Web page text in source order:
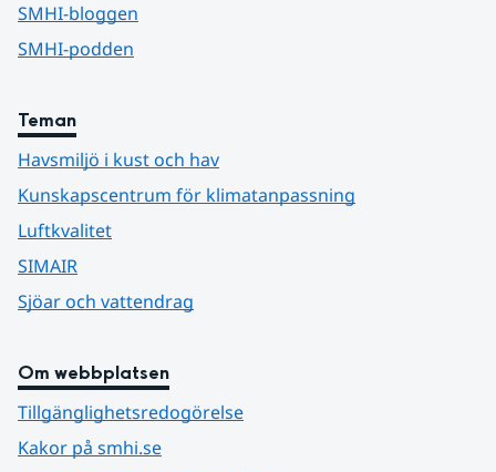
SMHI-bloggen
SMHI-podden
Teman
Havsmiljö i kust och hav
Kunskapscentrum för klimatanpassning
Luftkvalitet
SIMAIR
Sjöar och vattendrag
Om webbplatsen
Tillgänglighetsredogörelse
Kakor på smhi.se